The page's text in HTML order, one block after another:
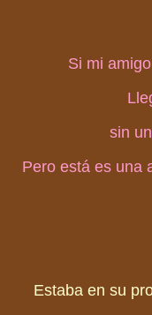
Si mi
sin
Pero está es una
Estaba en su